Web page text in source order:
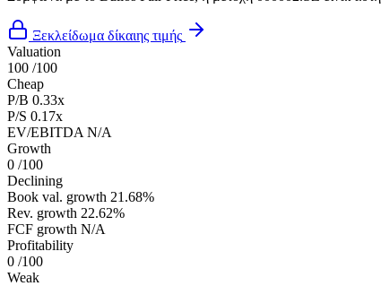
Ξεκλείδωμα δίκαιης τιμής
Valuation
100 /100
Cheap
P/B 0.33x
P/S 0.17x
EV/EBITDA N/A
Growth
0 /100
Declining
Book val. growth 21.68%
Rev. growth 22.62%
FCF growth N/A
Profitability
0 /100
Weak